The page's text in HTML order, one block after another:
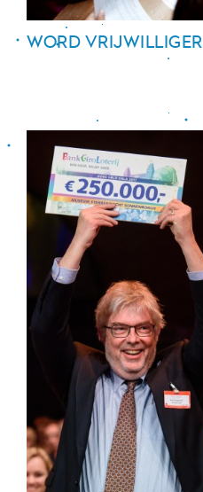
WORD VRIJWILLIGER